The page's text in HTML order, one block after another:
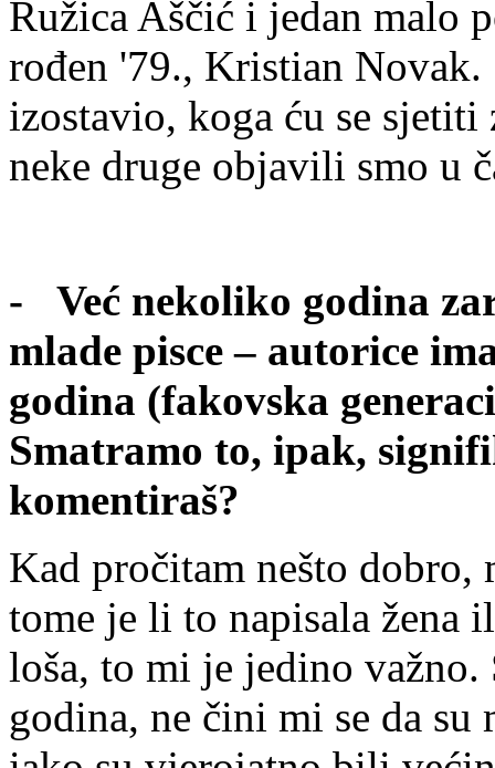
Ružica Aščić i jedan malo
rođen '79., Kristian Novak.
izostavio, koga ću se
neke druge objavili smo u
- Već nekoliko godina
mlade pisce – autorice
godina (fakovska
Smatramo to, ipak,
komentiraš?
Kad pročitam nešto
tome je li to napisala žena
loša, to mi je jedino
godina, ne čini mi se da